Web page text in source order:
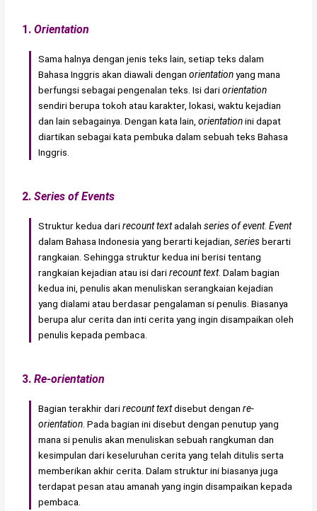
1.Orientation
Sama halnya dengan jenis teks lain, setiap teks dalam
Bahasa Inggris akan diawali denganorientationyang mana
berfungsi sebagai pengenalan teks. Isi dariorientation
sendiri berupa tokoh atau karakter, lokasi, waktu kejadian
dan lain sebagainya. Dengan kata lain,orientationini dapat
diartikan sebagai kata pembuka dalam sebuah teks Bahasa
Inggris.
2.Series of Events
Struktur kedua darirecount textadalahseries of event.Event
dalam Bahasa Indonesia yang berarti kejadian,seriesberarti
rangkaian. Sehingga struktur kedua ini berisi tentang
rangkaian kejadian atau isi darirecount text. Dalam bagian
kedua ini, penulis akan menuliskan serangkaian kejadian
yang dialami atau berdasar pengalaman si penulis. Biasanya
berupa alur cerita dan inti cerita yang ingin disampaikan oleh
penulis kepada pembaca.
3.Re-orientation
Bagian terakhir darirecount textdisebut denganre-
orientation . Pada bagian ini disebut dengan penutup yang
mana si penulis akan menuliskan sebuah rangkuman dan
kesimpulan dari keseluruhan cerita yang telah ditulis serta
memberikan akhir cerita. Dalam struktur ini biasanya juga
terdapat pesan atau amanah yang ingin disampaikan kepada
pembaca.